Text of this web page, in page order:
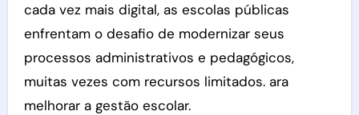
cada vez mais digital, as escolas públicas
enfrentam o desafio de modernizar seus
processos administrativos e pedagógicos,
muitas vezes com recursos limitados. ara
melhorar a gestão escolar.